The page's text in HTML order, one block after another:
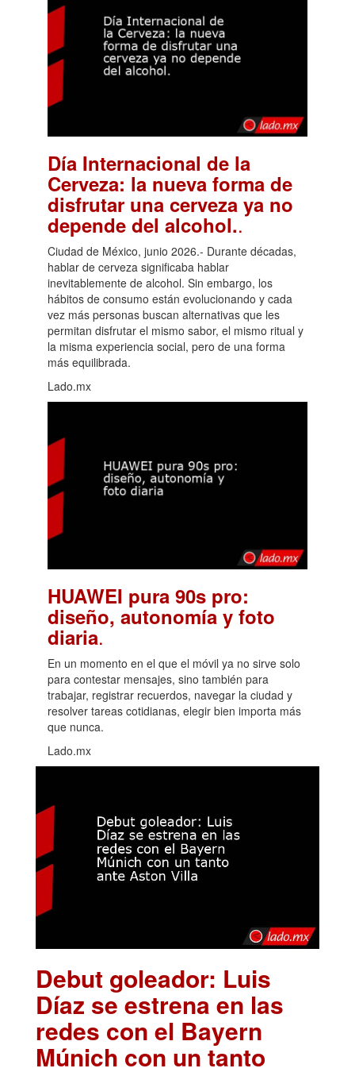
Día Internacional de la
Cerveza: la nueva forma de
disfrutar una cerveza ya no
depende del alcohol..
Ciudad de México, junio 2026.- Durante décadas,
hablar de cerveza significaba hablar
inevitablemente de alcohol. Sin embargo, los
hábitos de consumo están evolucionando y cada
vez más personas buscan alternativas que les
permitan disfrutar el mismo sabor, el mismo ritual y
la misma experiencia social, pero de una forma
más equilibrada.
Lado.mx
HUAWEI pura 90s pro:
diseño, autonomía y foto
diaria.
En un momento en el que el móvil ya no sirve solo
para contestar mensajes, sino también para
trabajar, registrar recuerdos, navegar la ciudad y
resolver tareas cotidianas, elegir bien importa más
que nunca.
Lado.mx
Debut goleador: Luis
Díaz se estrena en las
redes con el Bayern
Múnich con un tanto